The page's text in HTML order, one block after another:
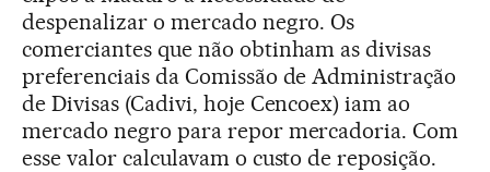
despenalizar o mercado negro. Os
comerciantes que não obtinham as divisas
preferenciais da Comissão de Administração
de Divisas (Cadivi, hoje Cencoex) iam ao
mercado negro para repor mercadoria. Com
esse valor calculavam o custo de reposição.